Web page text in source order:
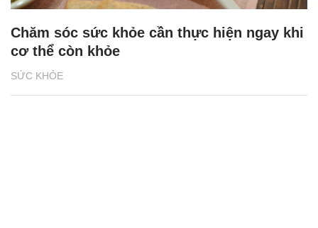
SỨC KHỎE
Chăm sóc sức khỏe cần thực hiện ngay khi
cơ thể còn khỏe